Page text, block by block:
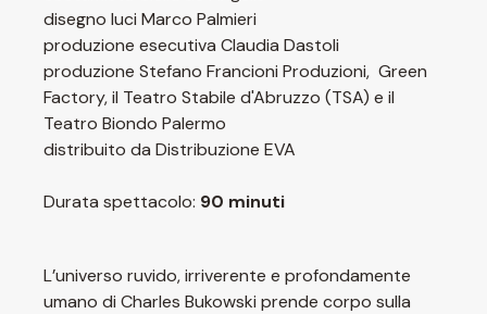
disegno luci Marco Palmieri
produzione esecutiva Claudia Dastoli
produzione Stefano Francioni Produzioni, Green
Factory, il Teatro Stabile d'Abruzzo (TSA) e il
Teatro Biondo Palermo
distribuito da Distribuzione EVA
Durata spettacolo: 90 minuti
L’universo ruvido, irriverente e profondamente
umano di Charles Bukowski prende corpo sulla